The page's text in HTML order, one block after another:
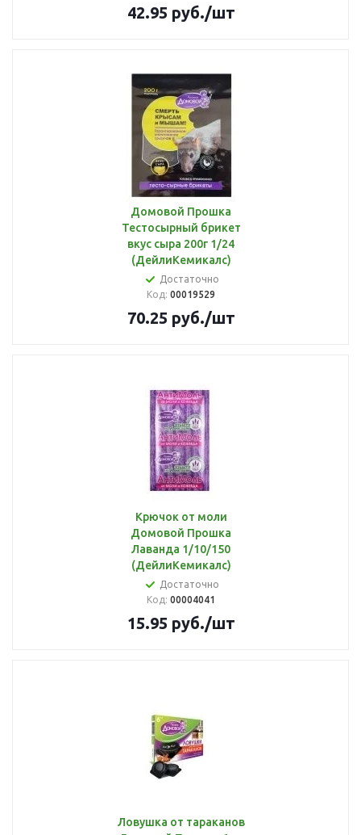
42.95 руб./шт
Домовой Прошка
Тестосырный брикет
вкус сыра 200г 1/24
(ДейлиКемикалс)
Достаточно
Код: 00019529
70.25 руб./шт
Крючок от моли
Домовой Прошка
Лаванда 1/10/150
(ДейлиКемикалс)
Достаточно
Код: 00004041
15.95 руб./шт
Ловушка от тараканов